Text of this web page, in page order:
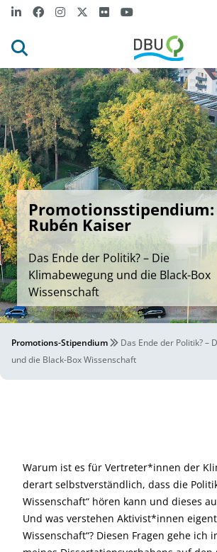
Promotionsstipendium:
Rubén Kaiser
Das Ende der Politik? – Die
Klimabewegung und die Black-Box
Wissenschaft
Promotions-Stipendium
Das Ende der Politik? –
und die Black-Box Wissenschaft
Warum ist es für Vertreter*innen der
derart selbstverständlich, dass die
Wissenschaft“ hören kann und dieses
Und was verstehen Aktivist*innen
Wissenschaft“? Diesen Fragen gehe ich